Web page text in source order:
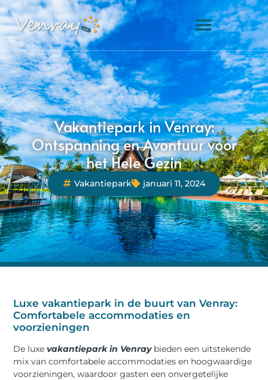
Vakantiepark in Venray:
Ontspanning en Avontuur voor
het Hele Gezin
Vakantiepark januari 11, 2024
Luxe vakantiepark in de buurt van Venray:
Comfortabele accommodaties en
voorzieningen
De luxe vakantiepark in Venraybieden een uitstekende
mix van comfortabele accommodaties en hoogwaardige
voorzieningen, waardoor gasten een onvergetelijke